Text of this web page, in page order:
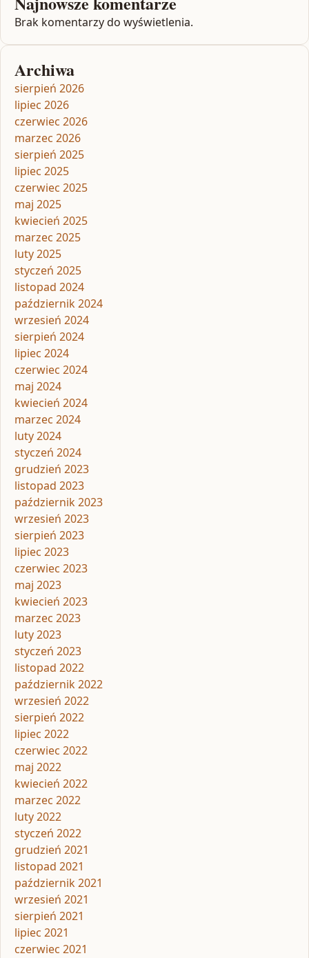
Brak komentarzy do wyświetlenia.
Archiwa
sierpień 2026
lipiec 2026
czerwiec 2026
marzec 2026
sierpień 2025
lipiec 2025
czerwiec 2025
maj 2025
kwiecień 2025
marzec 2025
luty 2025
styczeń 2025
listopad 2024
październik 2024
wrzesień 2024
sierpień 2024
lipiec 2024
czerwiec 2024
maj 2024
kwiecień 2024
marzec 2024
luty 2024
styczeń 2024
grudzień 2023
listopad 2023
październik 2023
wrzesień 2023
sierpień 2023
lipiec 2023
czerwiec 2023
maj 2023
kwiecień 2023
marzec 2023
luty 2023
styczeń 2023
listopad 2022
październik 2022
wrzesień 2022
sierpień 2022
lipiec 2022
czerwiec 2022
maj 2022
kwiecień 2022
marzec 2022
luty 2022
styczeń 2022
grudzień 2021
listopad 2021
październik 2021
wrzesień 2021
sierpień 2021
lipiec 2021
czerwiec 2021